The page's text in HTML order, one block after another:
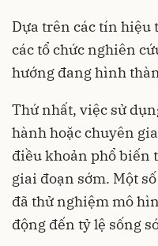
Dựa trên các tín hiệu
các tổ chức nghiên
hướng đang hình
Thứ nhất, việc sử
hành hoặc chuyên
điều khoản phổ biến
giai đoạn sớm. Một
đã thử nghiệm mô
động đến tỷ lệ sống